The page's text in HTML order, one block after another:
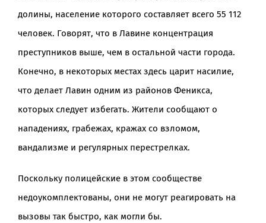
долины, население которого составляет всего 55 112
человек. Говорят, что в Лавине концентрация
преступников выше, чем в остальной части города.
Конечно, в некоторых местах здесь царит насилие,
что делает Лавин одним из районов Феникса,
которых следует избегать. Жители сообщают о
нападениях, грабежах, кражах со взломом,
вандализме и регулярных перестрелках.
Поскольку полицейские в этом сообществе
недоукомплектованы, они не могут реагировать на
вызовы так быстро, как могли бы.